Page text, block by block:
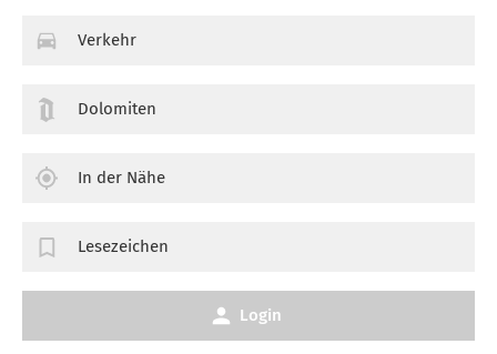
Verkehr
Dolomiten
In der Nähe
Lesezeichen
Login